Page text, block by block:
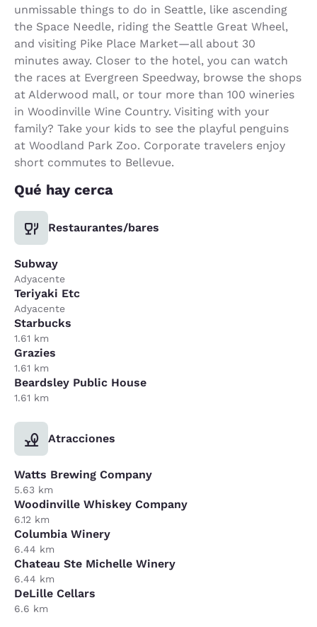
unmissable things to do in Seattle, like ascending
the Space Needle, riding the Seattle Great Wheel,
and visiting Pike Place Market—all about 30
minutes away. Closer to the hotel, you can watch
the races at Evergreen Speedway, browse the shops
at Alderwood mall, or tour more than 100 wineries
in Woodinville Wine Country. Visiting with your
family? Take your kids to see the playful penguins
at Woodland Park Zoo. Corporate travelers enjoy
short commutes to Bellevue.
Qué hay cerca
Restaurantes/bares
Subway
Adyacente
Teriyaki Etc
Adyacente
Starbucks
1.61 km
Grazies
1.61 km
Beardsley Public House
1.61 km
Atracciones
Watts Brewing Company
5.63 km
Woodinville Whiskey Company
6.12 km
Columbia Winery
6.44 km
Chateau Ste Michelle Winery
6.44 km
DeLille Cellars
6.6 km